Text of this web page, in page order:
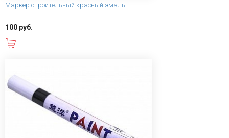
Маркер строительный красный эмаль
100 руб.